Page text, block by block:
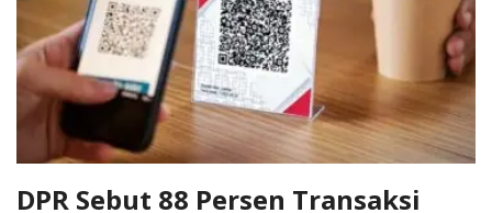
DPR Sebut 88 Persen Transaksi